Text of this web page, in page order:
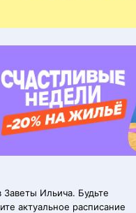
Ильича. Будьте
актуальное расписание